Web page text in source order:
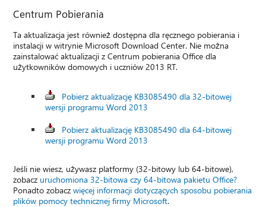
Centrum Pobierania
Ta aktualizacja jest również dostępna dla ręcznego pobierania i
instalacji w witrynie Microsoft Download Center. Nie można
zainstalować aktualizacji z Centrum pobierania Office dla
użytkowników domowych i uczniów 2013 RT.
Pobierz aktualizację KB3085490 dla 32-bitowej
wersji programu Word 2013
Pobierz aktualizację KB3085490 dla 64-bitowej
wersji programu Word 2013
Jeśli nie wiesz, używasz platformy (32-bitowy lub 64-bitowe),
zobacz uruchomiona 32-bitowa czy 64-bitowa pakietu Office?
Ponadto zobaczwięcej informacji dotyczących sposobu pobierania
plików pomocy technicznej firmy Microsoft.